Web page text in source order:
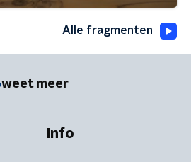
Alle fragmenten
weet meer
Info